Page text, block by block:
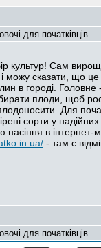
для початківців
культур! Сам
і можу сказати, що
в городі. Головне
плоди, щоб
Для
сорти у
насіння в інтернет-
- там є
для початківців